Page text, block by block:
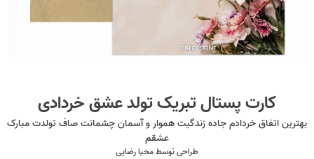
کارت پستال تبریک تولد عشق خردادی
بهترین اتفاق خردادم جاده زندگیت هموار و آسمان چشمانت صاف تولدت مبارک
عشقم
طراحی توسطمحیا رضایی